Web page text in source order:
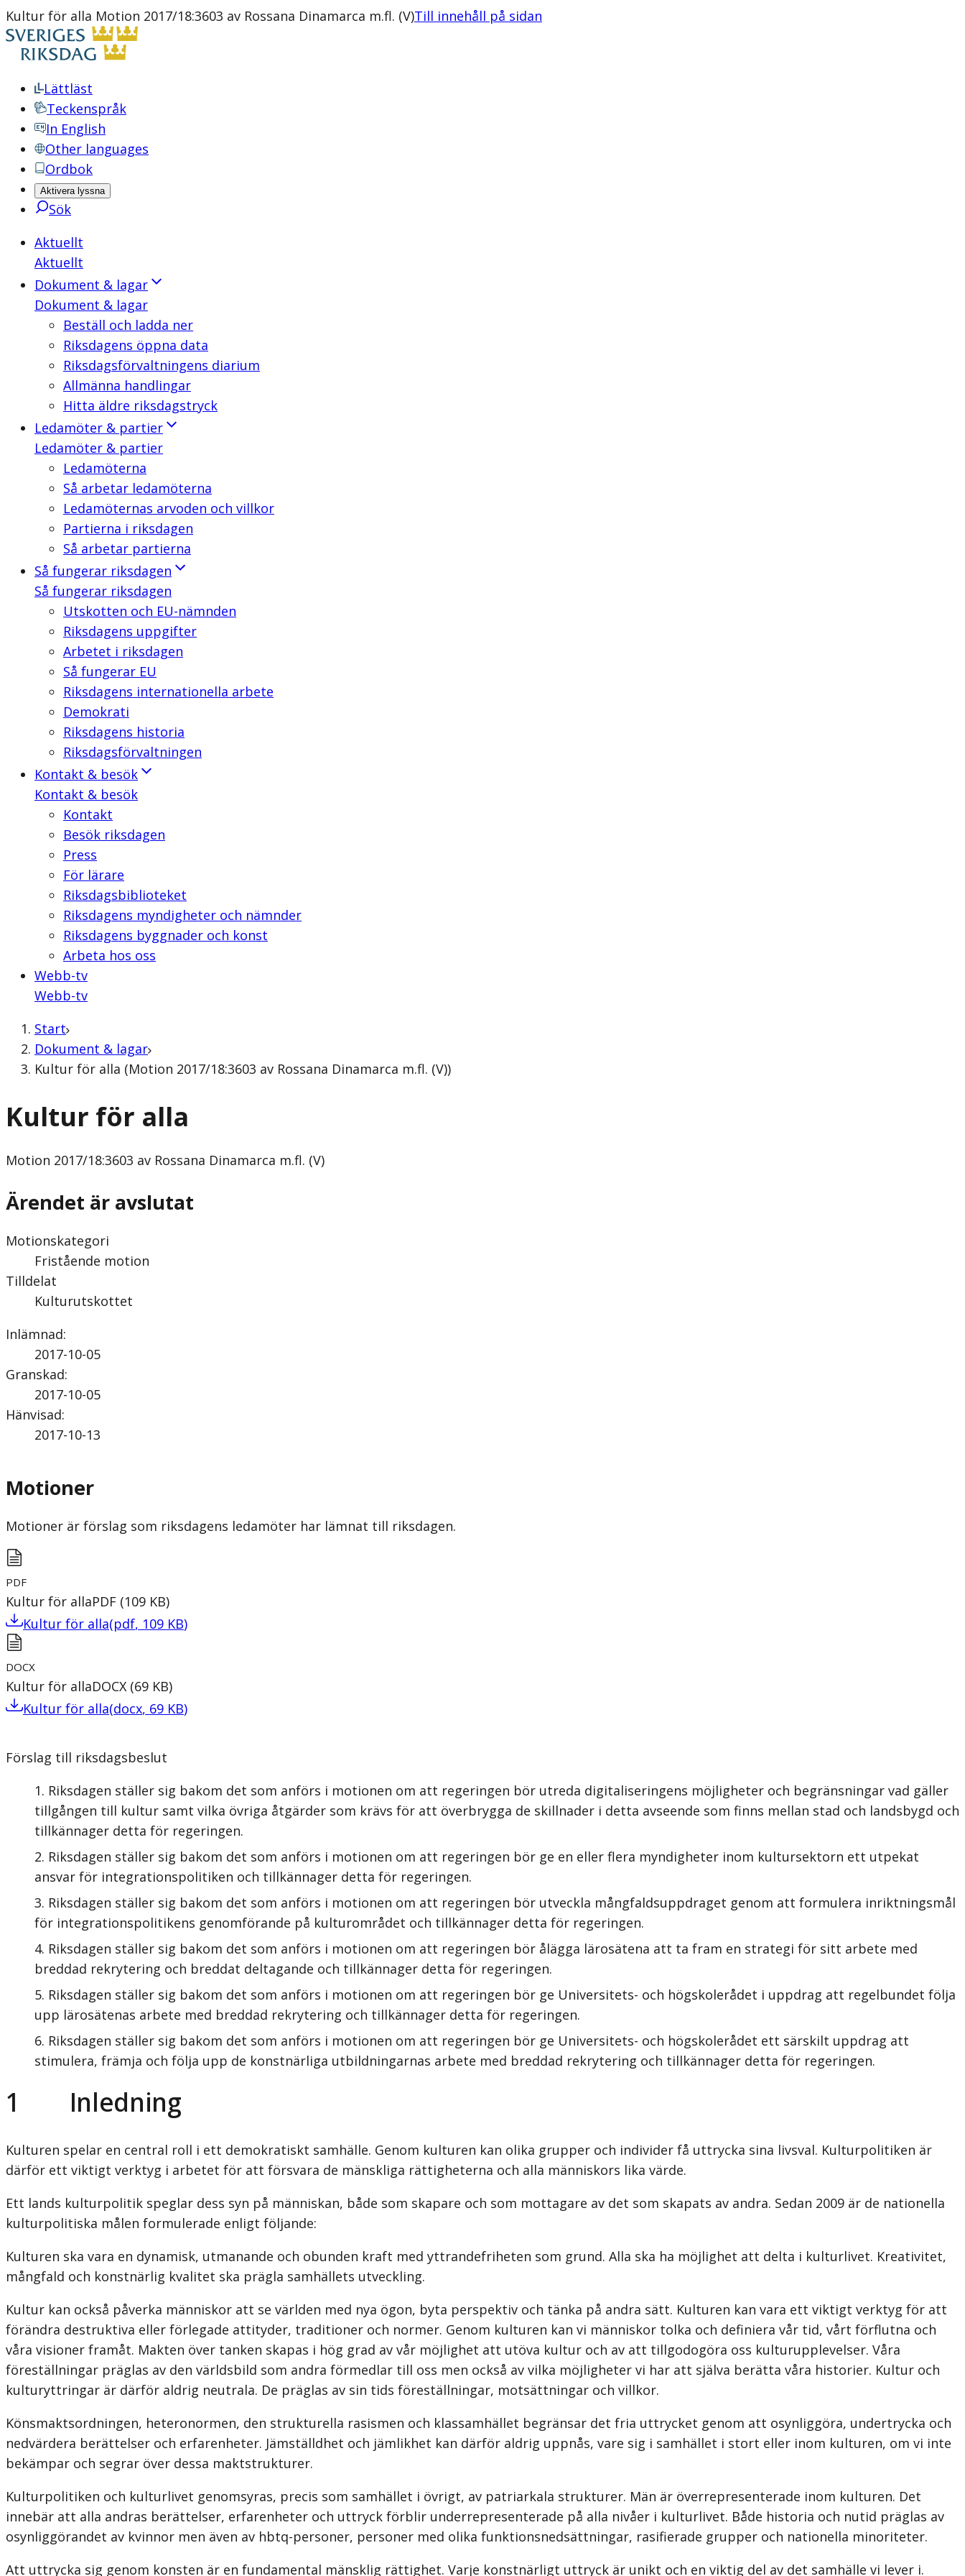
Kultur för alla Motion 2017/18:3603 av Rossana Dinamarca m.fl. (V)Till innehåll på sidan
Lättläst
Teckenspråk
In English
Other languages
Ordbok
Aktivera lyssna
Sök
Aktuellt
Aktuellt
Dokument & lagar
Dokument & lagar
Beställ och ladda ner
Riksdagens öppna data
Riksdagsförvaltningens diarium
Allmänna handlingar
Hitta äldre riksdagstryck
Ledamöter & partier
Ledamöter & partier
Ledamöterna
Så arbetar ledamöterna
Ledamöternas arvoden och villkor
Partierna i riksdagen
Så arbetar partierna
Så fungerar riksdagen
Så fungerar riksdagen
Utskotten och EU-nämnden
Riksdagens uppgifter
Arbetet i riksdagen
Så fungerar EU
Riksdagens internationella arbete
Demokrati
Riksdagens historia
Riksdagsförvaltningen
Kontakt & besök
Kontakt & besök
Kontakt
Besök riksdagen
Press
För lärare
Riksdagsbiblioteket
Riksdagens myndigheter och nämnder
Riksdagens byggnader och konst
Arbeta hos oss
Webb-tv
Webb-tv
Start
Dokument & lagar
Kultur för alla (Motion 2017/18:3603 av Rossana Dinamarca m.fl. (V))
Kultur för alla
Motion 2017/18:3603 av Rossana Dinamarca m.fl. (V)
Ärendet är avslutat
Motionskategori
Fristående motion
Tilldelat
Kulturutskottet
Inlämnad:
2017-10-05
Granskad:
2017-10-05
Hänvisad:
2017-10-13
Motioner
Motioner är förslag som riksdagens ledamöter har lämnat till riksdagen.
PDF
Kultur för allaPDF (109 KB)
Kultur för alla(pdf, 109 KB)
DOCX
Kultur för allaDOCX (69 KB)
Kultur för alla(docx, 69 KB)
Förslag till riksdagsbeslut
Riksdagen ställer sig bakom det som anförs i motionen om att regeringen bör utreda digitaliseringens möjligheter och begränsningar vad gäller
tillgången till kultur samt vilka övriga åtgärder som krävs för att överbrygga de skillnader i detta avseende som finns mellan stad och landsbygd och
tillkännager detta för regeringen.
Riksdagen ställer sig bakom det som anförs i motionen om att regeringen bör ge en eller flera myndigheter inom kultursektorn ett utpekat
ansvar för integrationspolitiken och tillkännager detta för regeringen.
Riksdagen ställer sig bakom det som anförs i motionen om att regeringen bör utveckla mångfaldsuppdraget genom att formulera inriktningsmål
för integrationspolitikens genomförande på kulturområdet och tillkännager detta för regeringen.
Riksdagen ställer sig bakom det som anförs i motionen om att regeringen bör ålägga lärosätena att ta fram en strategi för sitt arbete med
breddad rekrytering och breddat deltagande och tillkännager detta för regeringen.
Riksdagen ställer sig bakom det som anförs i motionen om att regeringen bör ge Universitets- och högskolerådet i uppdrag att regelbundet följa
upp lärosätenas arbete med breddad rekrytering och tillkännager detta för regeringen.
Riksdagen ställer sig bakom det som anförs i motionen om att regeringen bör ge Universitets- och högskolerådet ett särskilt uppdrag att
stimulera, främja och följa upp de konstnärliga utbildningarnas arbete med breddad rekrytering och tillkännager detta för regeringen.
1 Inledning
Kulturen spelar en central roll i ett demokratiskt samhälle. Genom kulturen kan olika grupper och individer få uttrycka sina livsval. Kulturpolitiken är
därför ett viktigt verktyg i arbetet för att försvara de mänskliga rättigheterna och alla människors lika värde.
Ett lands kulturpolitik speglar dess syn på människan, både som skapare och som mottagare av det som skapats av andra. Sedan 2009 är de nationella
kulturpolitiska målen formulerade enligt följande:
Kulturen ska vara en dynamisk, utmanande och obunden kraft med yttrandefriheten som grund. Alla ska ha möjlighet att delta i kulturlivet. Kreativitet,
mångfald och konstnärlig kvalitet ska prägla samhällets utveckling.
Kultur kan också påverka människor att se världen med nya ögon, byta perspektiv och tänka på andra sätt. Kulturen kan vara ett viktigt verktyg för att
förändra destruktiva eller förlegade attityder, traditioner och normer. Genom kulturen kan vi människor tolka och definiera vår tid, vårt förflutna och
våra visioner framåt. Makten över tanken skapas i hög grad av vår möjlighet att utöva kultur och av att tillgodogöra oss kulturupplevelser. Våra
föreställningar präglas av den världsbild som andra förmedlar till oss men också av vilka möjligheter vi har att själva berätta våra historier. Kultur och
kulturyttringar är därför aldrig neutrala. De präglas av sin tids föreställningar, motsättningar och villkor.
Könsmaktsordningen, heteronormen, den strukturella rasismen och klassamhället begränsar det fria uttrycket genom att osynliggöra, undertrycka och
nedvärdera berättelser och erfarenheter. Jämställdhet och jämlikhet kan därför aldrig uppnås, vare sig i samhället i stort eller inom kulturen, om vi inte
bekämpar och segrar över dessa maktstrukturer.
Kulturpolitiken och kulturlivet genomsyras, precis som samhället i övrigt, av patriarkala strukturer. Män är överrepresenterade inom kulturen. Det
innebär att alla andras berättelser, erfarenheter och uttryck förblir underrepresenterade på alla nivåer i kulturlivet. Både historia och nutid präglas av
osynliggörandet av kvinnor men även av hbtq-personer, personer med olika funktionsnedsättningar, rasifierade grupper och nationella minoriteter.
Att uttrycka sig genom konsten är en fundamental mänsklig rättighet. Varje konstnärligt uttryck är unikt och en viktig del av det samhälle vi lever i.